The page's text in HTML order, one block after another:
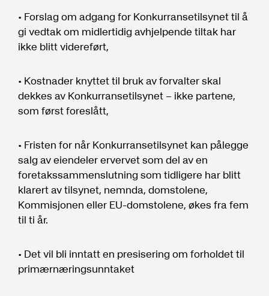
• Forslag om adgang for Konkurransetilsynet til å
gi vedtak om midlertidig avhjelpende tiltak har
ikke blitt videreført,
• Kostnader knyttet til bruk av forvalter skal
dekkes av Konkurransetilsynet – ikke partene,
som først foreslått,
• Fristen for når Konkurransetilsynet kan pålegge
salg av eiendeler ervervet som del av en
foretakssammenslutning som tidligere har blitt
klarert av tilsynet, nemnda, domstolene,
Kommisjonen eller EU-domstolene, økes fra fem
til ti år.
• Det vil bli inntatt en presisering om forholdet til
primærnæringsunntaket